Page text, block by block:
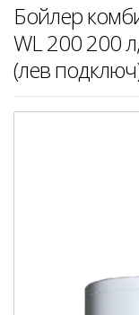
Бойлер
WL 200 200
(лев